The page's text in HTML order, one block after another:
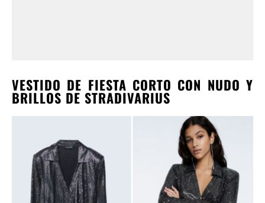
VESTIDO DE FIESTA CORTO CON NUDO Y
BRILLOS DE STRADIVARIUS